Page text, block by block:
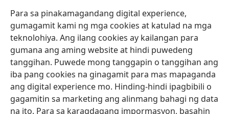
Para sa pinakamagandang digital experience,
gumagamit kami ng mga cookies at katulad na mga
teknolohiya. Ang ilang cookies ay kailangan para
gumana ang aming website at hindi puwedeng
tanggihan. Puwede mong tanggapin o tanggihan ang
iba pang cookies na ginagamit para mas mapaganda
ang digital experience mo. Hinding-hindi ipagbibili o
gagamitin sa marketing ang alinmang bahagi ng data
na ito. Para sa karagdagang impormasyon, basahin
(may
na
bagong
window)
Watchtower ONLINE LIBRARY™
(may
bubukas
na
bagong
window)
JW Hub ®
(may
bubukas
bagong
window)
JW Library ®
Watchtower Library®